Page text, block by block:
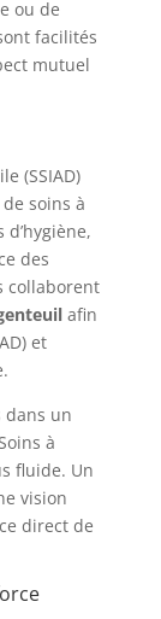
ou de
facilités
mutuel
(SSIAD)
soins à
des
collaborent
afin
et
dans un
à
fluide. Un
vision
direct de